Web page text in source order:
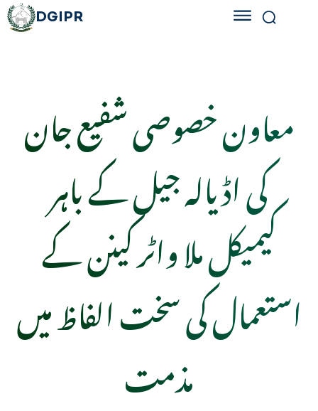
DGIPR
معاون خصوصی شفیع جان
کی اڈیالہ جیل کے باہر
کیمیکل ملا واٹر کینن کے
استعمال کی سخت الفاظ میں
مذمت